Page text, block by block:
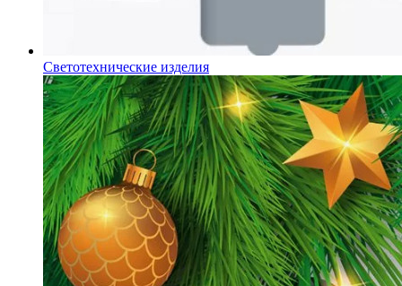
Светотехнические изделия